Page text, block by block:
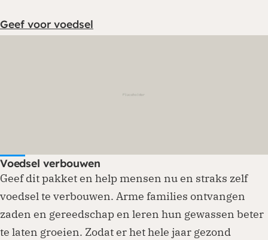
Geef voor voedsel
Voedsel verbouwen
Geef dit pakket en help mensen nu en straks zelf
voedsel te verbouwen. Arme families ontvangen
zaden en gereedschap en leren hun gewassen beter
te laten groeien. Zodat er het hele jaar gezond